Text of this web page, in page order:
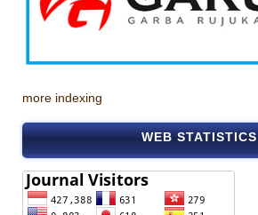
more indexing
WEB STATISTICS